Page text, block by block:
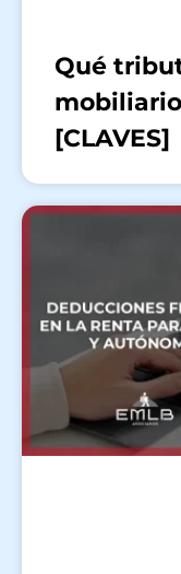
Qué
[CLAVES]